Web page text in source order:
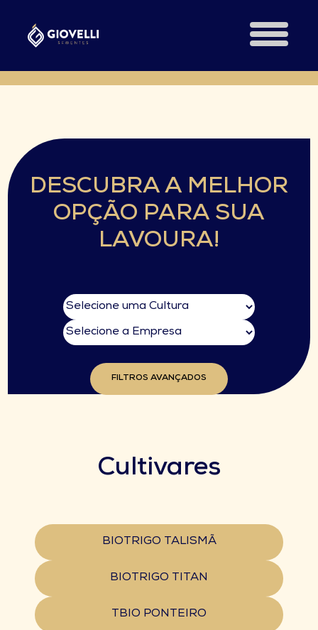
DESCUBRA A MELHOR
OPÇÃO PARA SUA
LAVOURA!
FILTROS AVANÇADOS
Cultivares
BIOTRIGO TALISMÃ
BIOTRIGO TITAN
TBIO PONTEIRO